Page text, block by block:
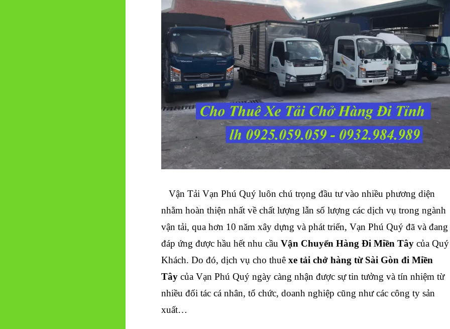
Vận Tải Vạn Phú Quý luôn chú trọng đầu tư vào nhiều phương diện
nhằm hoàn thiện nhất về chất lượng lẫn số lượng các dịch vụ trong ngành
vận tải, qua hơn 10 năm xây dựng và phát triển, Vạn Phú Quý đã và đang
đáp ứng được hầu hết nhu cầu Vận Chuyển Hàng Đi Miền Tây của Quý
Khách. Do đó, dịch vụ cho thuê xe tải chở hàng từ Sài Gòn đi Miền
Tây của Vạn Phú Quý ngày càng nhận được sự tin tưởng và tín nhiệm từ
nhiều đối tác cá nhân, tổ chức, doanh nghiệp cũng như các công ty sản
xuất…